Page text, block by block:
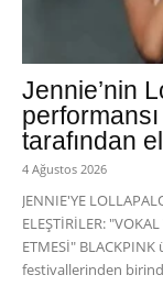
Jennie’nin
tarafından
4 Ağustos 2026
JENNIE'YE
ELEŞTİRİLER:
ETMESİ"
festivallerinden